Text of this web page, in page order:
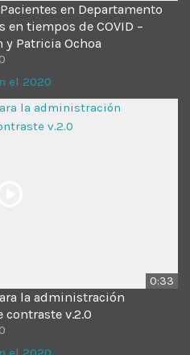
en Departamento
en tiempos de COVID –
y Patricia Ochoa
el 2020
0:33
la administración
contraste v.2.0